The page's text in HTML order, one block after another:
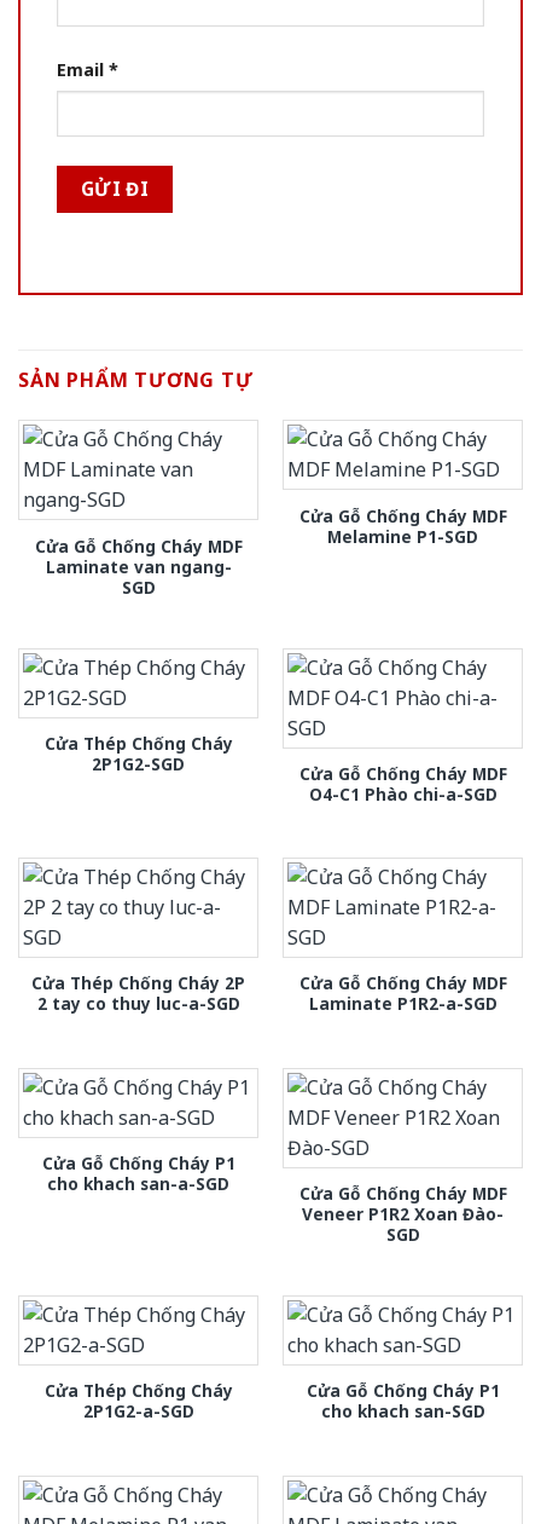
Email *
SẢN PHẨM TƯƠNG TỰ
Cửa Gỗ Chống Cháy MDF
Laminate van ngang-
SGD
Cửa Gỗ Chống Cháy MDF
Melamine P1-SGD
Cửa Thép Chống Cháy
2P1G2-SGD
Cửa Gỗ Chống Cháy MDF
O4-C1 Phào chi-a-SGD
Cửa Thép Chống Cháy 2P
2 tay co thuy luc-a-SGD
Cửa Gỗ Chống Cháy MDF
Laminate P1R2-a-SGD
Cửa Gỗ Chống Cháy P1
cho khach san-a-SGD
Cửa Gỗ Chống Cháy MDF
Veneer P1R2 Xoan Đào-
SGD
Cửa Thép Chống Cháy
2P1G2-a-SGD
Cửa Gỗ Chống Cháy P1
cho khach san-SGD